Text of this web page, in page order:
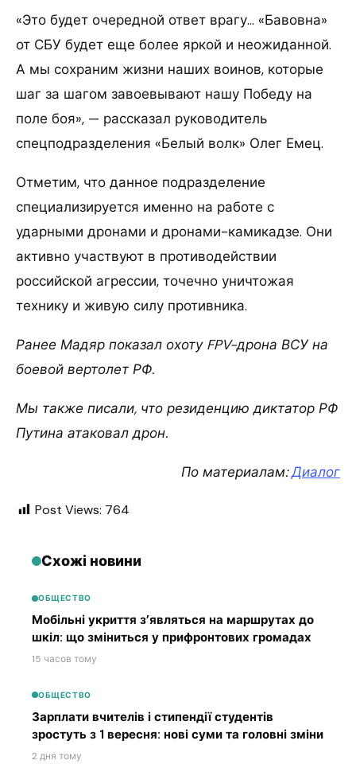
«Это будет очередной ответ врагу… «Бавовна»
от СБУ будет еще более яркой и неожиданной.
А мы сохраним жизни наших воинов, которые
шаг за шагом завоевывают нашу Победу на
поле боя», — рассказал руководитель
спецподразделения «Белый волк» Олег Емец.
Отметим, что данное подразделение
специализируется именно на работе с
ударными дронами и дронами-камикадзе. Они
активно участвуют в противодействии
российской агрессии, точечно уничтожая
технику и живую силу противника.
Ранее Мадяр показал охоту FPV-дрона ВСУ на
боевой вертолет РФ.
Мы также писали, что резиденцию диктатор РФ
Путина атаковал дрон.
По материалам:Диалог
Post Views: 764
Схожі новини
ОБЩЕСТВО
Мобільні укриття з’являться на маршрутах до
шкіл: що зміниться у прифронтових громадах
15 часов тому
ОБЩЕСТВО
Зарплати вчителів і стипендії студентів
зростуть з 1 вересня: нові суми та головні зміни
2 дня тому